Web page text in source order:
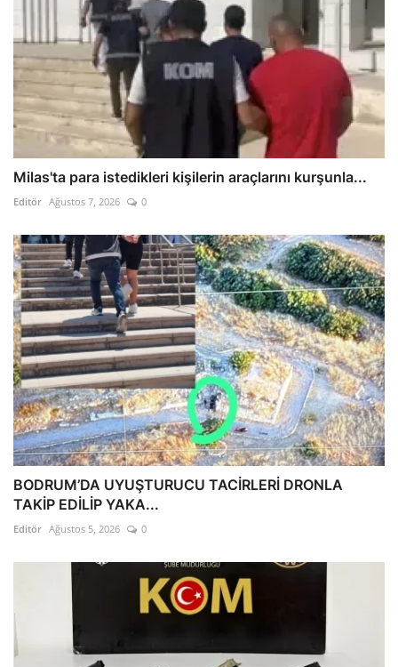
Milas'ta para istedikleri kişilerin araçlarını kurşunla...
Editör Ağustos 7, 2026 0
BODRUM’DA UYUŞTURUCU TACİRLERİ DRONLA
TAKİP EDİLİP YAKA...
Editör Ağustos 5, 2026 0